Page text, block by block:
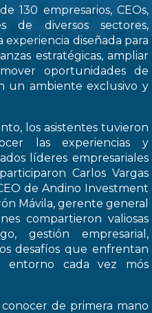
130 empresarios, CEOs,
de diversos sectores,
diseñada para
estratégicas, ampliar
oportunidades de
un ambiente exclusivo y
los asistentes tuvieron
las experiencias y
líderes empresariales
Carlos Vargas
de Andino Investment
Mávila, gerente general
compartieron valiosas
gestión empresarial,
desafíos que enfrentan
entorno cada vez mós
de primera mano